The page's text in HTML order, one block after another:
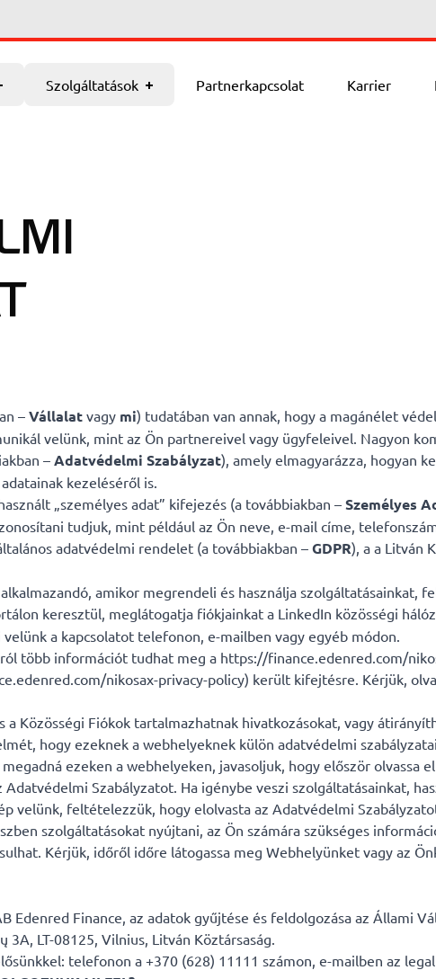
Szolgáltatások Partnerkapcsolat Karrier
– Vállalat vagy mi) tudatában van annak, hogy a magánélet
velünk, mint az Ön partnereivel vagy ügyfeleivel. Nagyon
– Adatvédelmi Szabályzat), amely elmagyarázza, hogyan
kezeléséről is.
„személyes adat” kifejezés (a továbbiakban – Személyes
tudjuk, mint például az Ön neve, e-mail címe,
adatvédelmi rendelet (a továbbiakban – GDPR), a a Litván
amikor megrendeli és használja
keresztül, meglátogatja fiókjainkat a LinkedIn közösségi
a kapcsolatot telefonon, e-mailben vagy egyéb módon.
több információt tudhat meg a https://finance.edenred.com/
nikosax-privacy-policy) került kifejtésre. Kérjük,
a Közösségi Fiókok tartalmazhatnak hivatkozásokat, vagy
hogy ezeknek a webhelyeknek külön adatvédelmi
ezeken a webhelyeken, javasoljuk, hogy először olvassa
Szabályzatot. Ha igénybe veszi szolgáltatásainkat,
velünk, feltételezzük, hogy elolvasta az Adatvédelmi
szolgáltatásokat nyújtani, az Ön számára szükséges
Kérjük, időről időre látogassa meg Webhelyünket vagy az
Edenred Finance, az adatok gyűjtése és feldolgozása az Állami
LT-08125, Vilnius, Litván Köztársaság.
telefonon a +370 (628) 11111 számon, e-mailben az